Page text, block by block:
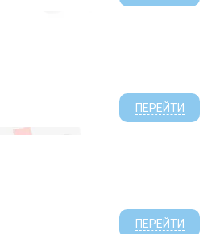
ПЕРЕЙТИ
ПЕРЕЙТИ